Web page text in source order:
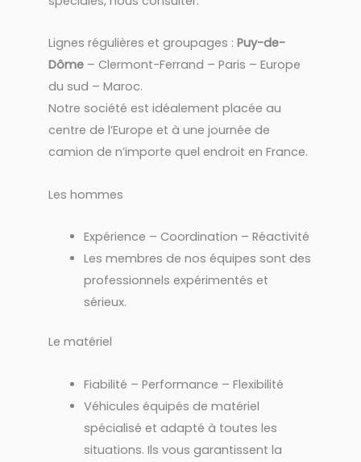
Lignes régulières et groupages : Puy-de-
Dôme – Clermont-Ferrand – Paris – Europe
du sud – Maroc.
Notre société est idéalement placée au
centre de l’Europe et à une journée de
camion de n’importe quel endroit en France.
Les hommes
Expérience – Coordination – Réactivité
Les membres de nos équipes sont des
professionnels expérimentés et
sérieux.
Le matériel
Fiabilité – Performance – Flexibilité
Véhicules équipés de matériel
spécialisé et adapté à toutes les
situations. Ils vous garantissent la